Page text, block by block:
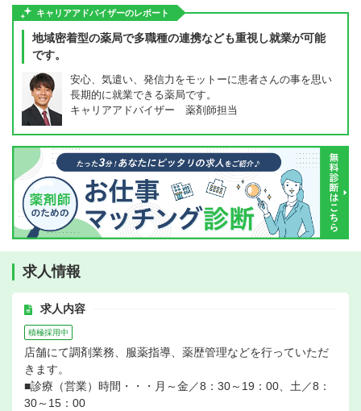
キャリアアドバイザーのレポート
地域密着型の薬局で多職種の連携なども重視し就業が可能
です。
安心、気遣い、発信力をモットーに患者さんの事を思い
長期的に就業できる薬局です。
キャリアアドバイザー 薬剤師担当
求人情報
求人内容
積極採用中
店舗にて調剤業務、服薬指導、薬歴管理などを行っていただ
きます。
■診療（営業）時間・・・月～金／8：30～19：00、土／8：
30～15：00